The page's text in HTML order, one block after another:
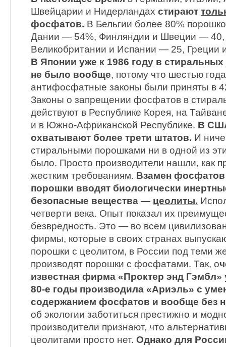
Швейцарии и Нидерландах стирают
фосфатов. В Бельгии более 80%
Дании — 54%, Финляндии и Швеции —
Великобритании и Испании — 25, Греции
В Японии уже к 1986 году в
не было вообще, потому что шестью
антифосфатные законы были приняты в
Законы о запрещении фосфатов в
действуют в Республике Корея, на
и в Южно-Африканской Республике. В
охватывают более трети штатов. И
стиральными порошками ни в одной из
было. Просто производители нашли, как
жестким требованиям. Взамен
порошки вводят биологически
безопасные вещества — цеолиты.
четверти века. Опыт показал их
безвредность. Это — во всем
фирмы, которые в своих странах
порошки с цеолитом, в России под теми
производят порошки с фосфатами. Так, о
известная фирма «Проктер энд
80-е годы производила «Ариэль» с
содержанием фосфатов и вообще без
об экологии заботиться престижно и
производители признают, что
цеолитами просто нет. Однако для